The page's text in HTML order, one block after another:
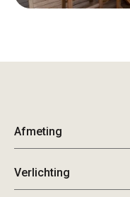
Afmeting
Verlichting